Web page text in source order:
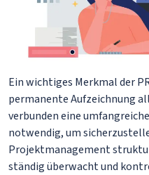
Ein wichtiges Merkmal der
permanente Aufzeichnung
verbunden eine
notwendig, um
Projektmanagement
ständig überwacht und